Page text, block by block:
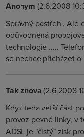
Anonym (2.6.2008
Správný postřeh . Ale
odůvodněná
technologie .....
se nechce přicházet o
Tak znova (2.6.2008
Když teda větší část
provoz pevné linky, v
ADSL je "čistý" zisk